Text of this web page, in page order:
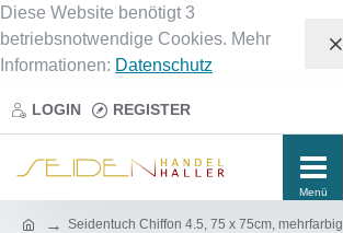
Diese Website benötigt 3
betriebsnotwendige Cookies. Mehr
Informationen: Datenschutz
LOGIN REGISTER
Seidentuch Chiffon 4.5, 75 x 75cm, mehrfarbig